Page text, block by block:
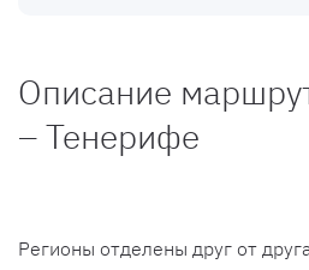
Описание
– Тенерифе
Регионы отделены друг от